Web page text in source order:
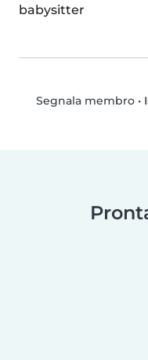
babysitter
Segnala membro•